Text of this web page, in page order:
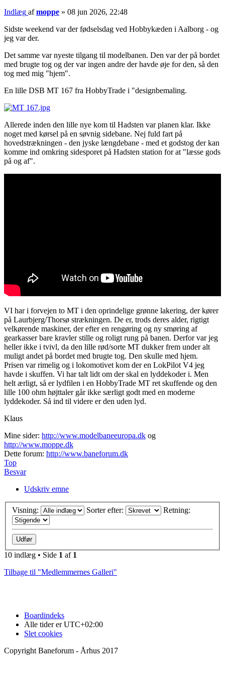
Indlæg afmoppe » 08 jun 2026, 22:48
Sidste weekend var der fødselsdag ved Hobbykæden i Aalborg - og
jeg var der.
Det samme var nyeste tilgang til modelbanen. Den var der på bordet
med brugte tog og der var ingen andre der havde øje for den, så den
tog med mig "hjem".
En lille DSB MT 167 fra HobbyTrade i "designbemaling.
Allerede inden den lille nye kom til Hadsten var planen klar. Ikke
noget med kørsel på en søvnig sidebane. Nej fuld fart på
hovedstrækningen - den jyske længdebane - med et godstog der kan
komme ind omkring sidesporet på Hadsten station for at "læsse gods
på og af".
VI har i forvejen to MT i den oprindelige grønne lakering, der kører
på Laurbjerg/Thorsø strækningen. De er, trods deres alder, rigtigt
velkørende maskiner, der efter en rengøring og ny smøring af
gearkasser bare kravler stille og roligt rung på banen. Derfor var jeg
heller ikke i tvivl, da den lille rød/sorte MT dukker frem under alt
muligt andet på bordet med brugte tog. Den skulle med hjem.
Prisen var rimelig og i lokomotivet kom der en LokPilot V4 jeg
havde i skuffen. Vi har talt lidt om der skal en lyddekoder i. Men
helt ærligt, så er lydfilen i en HobbyTrade MT ret skuffende og den
lille 100 ohm højttaler går ikke særligt godt med en moderne
lyddekoder. Så ind til videre er den uden lyd.
Klaus
Mine sider: http://www.modelbaneeuropa.dk og
http://www.moppe.dk
Dette forum: http://www.baneforum.dk
Top
Besvar
Udskriv emne
Visning: Sorter efter: Retning:
10 indlæg • Side 1 af 1
Tilbage til "Medlemmernes Galleri"
Boardindeks
Alle tider erUTC+02:00
Slet cookies
Copyright Baneforum - Århus 2017